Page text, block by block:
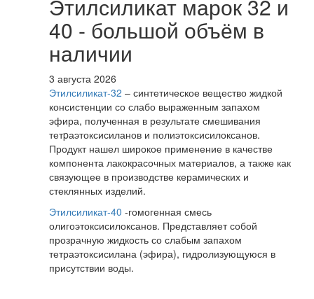
Этилсиликат марок 32 и
40 - большой объём в
наличии
3 августа 2026
Этилсиликат-32 – синтетическое вещество жидкой
консистенции со слабо выраженным запахом
эфира, полученная в результате смешивания
тетpаэтоксисиланов и полиэтоксисилоксанов.
Продукт нашел широкое применение в качестве
компонента лакокрасочных материалов, а также как
связующее в производстве керамических и
стеклянных изделий.
Этилсиликат-40 -гомогенная смесь
олигоэтоксисилоксанов. Представляет собой
прозрачную жидкость со слабым запахом
тетраэтоксисилана (эфира), гидролизующуюся в
присутствии воды.